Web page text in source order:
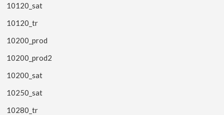
10120_sat
10120_tr
10200_prod
10200_prod2
10200_sat
10250_sat
10280_tr